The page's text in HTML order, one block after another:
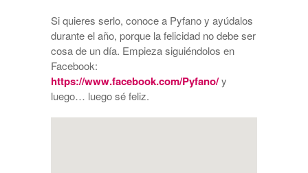
Si quieres serlo, conoce a Pyfano y ayúdalos
durante el año, porque la felicidad no debe ser
cosa de un día. Empieza siguiéndolos en
Facebook:
https://www.facebook.com/Pyfano/y
luego… luego sé feliz.